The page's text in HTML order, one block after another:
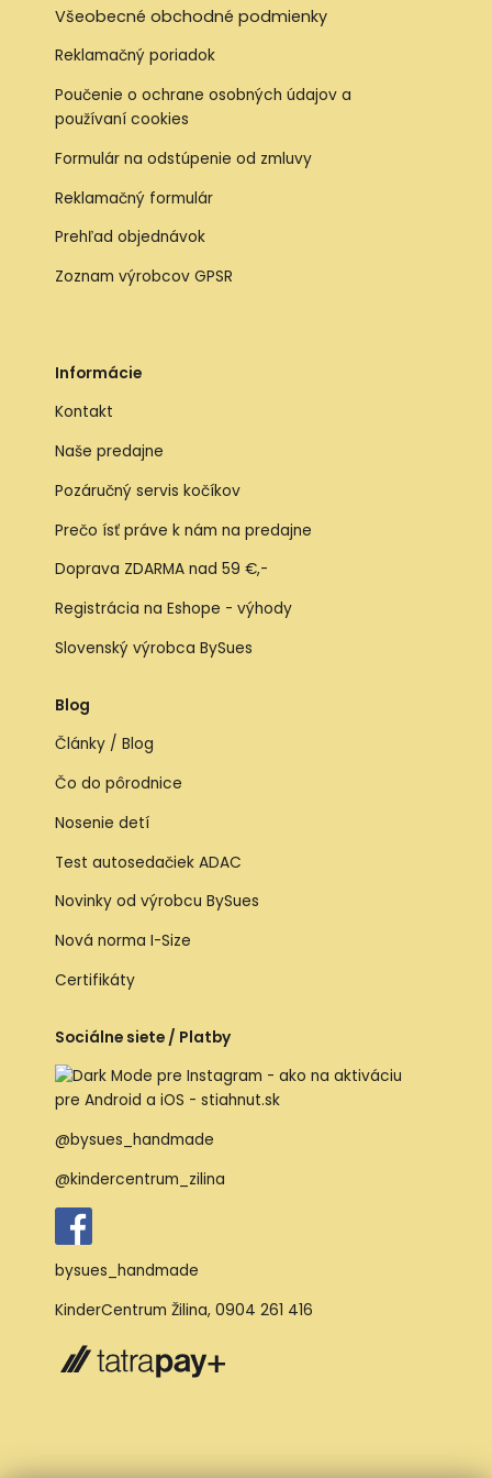
Všeobecné obchodné podmienky
Reklamačný poriadok
Poučenie o ochrane osobných údajov a
používaní cookies
Formulár na odstúpenie od zmluvy
Reklamačný formulár
Prehľad objednávok
Zoznam výrobcov GPSR
Informácie
Kontakt
Naše predajne
Pozáručný servis kočíkov
Prečo ísť práve k nám na predajne
Doprava ZDARMA nad 59 €,-
Registrácia na Eshope - výhody
Slovenský výrobca BySues
Blog
Články / Blog
Čo do pôrodnice
Nosenie detí
Test autosedačiek ADAC
Novinky od výrobcu BySues
Nová norma I-Size
Certifikáty
Sociálne siete / Platby
@bysues_handmade
@kindercentrum_zilina
bysues_handmade
KinderCentrum Žilina, 0904 261 416